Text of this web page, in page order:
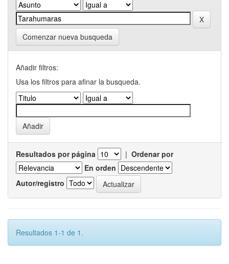
Comenzar nueva busqueda
Añadir filtros:
Usa los filtros para afinar la busqueda.
Resultados por página | Ordenar por
En orden
Autor/registro
Resultados 1-1 de 1.